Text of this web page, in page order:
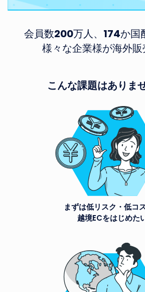
会員数200万人、 174か国
様々な企業様が海外
こんな課題はありま
まずは低リスク・低コ
越境ECをはじめた